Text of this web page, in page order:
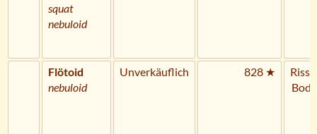
squat
nebuloid
Flötoid
nebuloid
Unverkäuflich 828 ★
Riss